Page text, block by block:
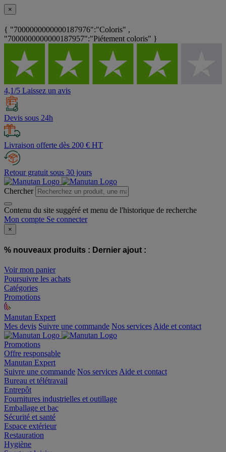
×
{ "7000000000000187976":"Coloris" ,
"7000000000000187957":"Piétement coloris" }
4,1/5 Laissez un avis
Devis sous 24h
Livraison offerte dès 200 € HT
Retour gratuit sous 30 jours
Chercher
Contenu du site suggéré et menu de l'historique de recherche
Mon compte Se connecter
×
% nouveaux produits : Dernier ajout :
Voir mon panier
Poursuivre les achats
Catégories
Promotions
Manutan Expert
offre reconditionnée
Mes devis Suivre une commande Nos services
Promotions
Offre responsable
Manutan Expert
Suivre une commande
Bureau et télétravail
Entrepôt
Fournitures industrielles et outillage
Emballage et bac
Sécurité et santé
Espace extérieur
Restauration